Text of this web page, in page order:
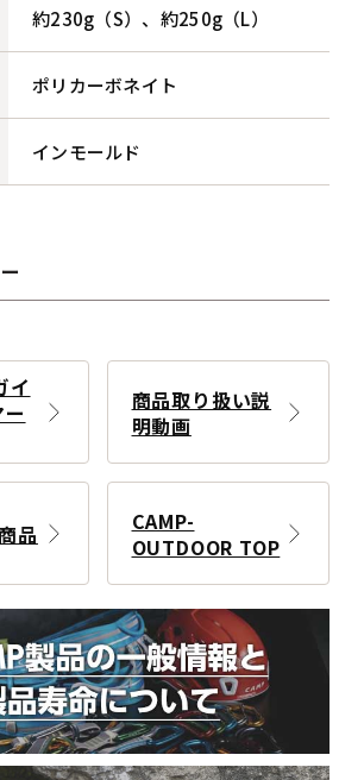
約230g（S）、約250g（L）
ポリカーボネイト
インモールド
イ
商品取り扱い説
明動画
品
CAMP-
OUTDOOR TOP